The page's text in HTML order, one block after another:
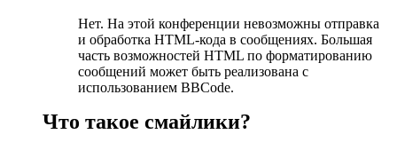
Нет. На этой конференции невозможны отправка
и обработка HTML-кода в сообщениях. Большая
часть возможностей HTML по форматированию
сообщений может быть реализована с
использованием BBCode.
Что такое смайлики?